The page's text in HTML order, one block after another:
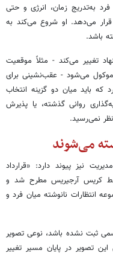
به‌تدریج زمان، انرژی و حتی
می‌دهد. او شروع می‌کند به
باشد.
تغییر می‌کند - مثلاً موقعیت
می‌شود - عقب‌نشینی برای
که باید میان دو گزینه انتخاب
روانی گذشته، یا پذیرش
نمی‌رسید.
می‌شوند
نیز پیوند دارد: «قرارداد
کریس آرجیریس مطرح شد و
انتظارات نانوشته میان فرد و
ثبت نشده باشد، نوعی تصویر
تصویر در پایان مسیر تغییر